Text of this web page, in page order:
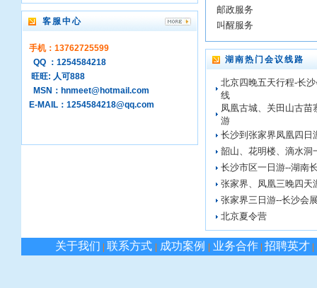
客服中心
手机：13762725599
QQ ：1254584218
旺旺: 人可888
MSN：hnmeet@hotmail.com
E-MAIL：1254584218@qq.com
邮政服务
叫醒服务
湖南热门会议线路
北京四晚五天行程-长
线
凤凰古城、关田山古苗
游
长沙到张家界凤凰四日
韶山、花明楼、滴水洞
长沙市区一日游--湖南
张家界、凤凰三晚四天
张家界三日游--长沙会
北京夏令营
关于我们 | 联系方式 | 成功案例 | 业务合作 | 招聘英才 |